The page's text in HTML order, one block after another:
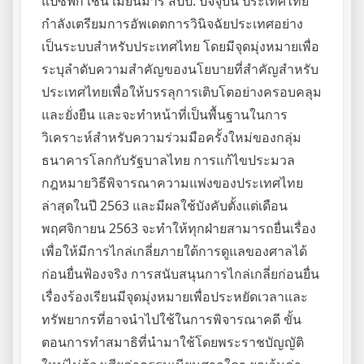
กำลังเตรียมการอัพเดตการวินิจฉัยประเทศอย่าง
เป็นระบบสำหรับประเทศไทย โดยมีจุดมุ่งหมายเพื่อ
ระบุลำดับความสำคัญของนโยบายที่สำคัญสำหรับ
ประเทศไทยเพื่อให้บรรลุการเติบโตอย่างครอบคลุม
และยั่งยืน และจะทำหน้าที่เป็นพื้นฐานในการ
วิเคราะห์สำหรับความร่วมมือครั้งใหม่ของกลุ่ม
ธนาคารโลกกับรัฐบาลไทย การแก้ไขประมวล
กฎหมายวิธีพิจารณาความแพ่งของประเทศไทย
ล่าสุดในปี 2563 และมีผลใช้บังคับตั้งแต่เดือน
พฤศจิกายน 2563 จะทำให้ทุกฝ่ายสามารถยื่นเรื่อง
เพื่อให้มีการไกล่เกลี่ยภายใต้การดูแลของศาลได้
ก่อนยื่นฟ้องจริง การสนับสนุนการไกล่เกลี่ยก่อนยื่น
เรื่องร้องเรียนมีจุดมุ่งหมายเพื่อประหยัดเวลาและ
ทรัพยากรที่อาจนำไปใช้ในการพิจารณาคดี ขั้น
ตอนการทำสมาธิที่นำมาใช้โดยพระราชบัญญัติ